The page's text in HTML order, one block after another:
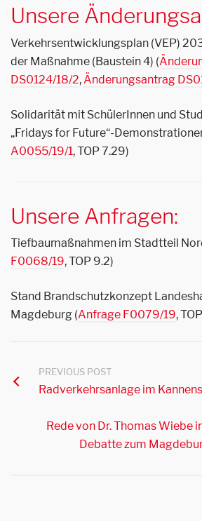
Unsere
Verkehrsentwicklungsplan (VEP)
der Maßnahme (Baustein 4) (
DS0124/18/2, Änderungsantrag
Solidarität mit SchülerInnen und
„Fridays for Future“-
A0055/19/1, TOP 7.29)
Unsere Anfragen:
Tiefbaumaßnahmen im Stadtteil
F0068/19, TOP 9.2)
Stand Brandschutzkonzept
Magdeburg (Anfrage F0079/19,
PREVIOUS POST
Radverkehrsanlage im
Rede von Dr. Thomas Wiebe
Debatte zum